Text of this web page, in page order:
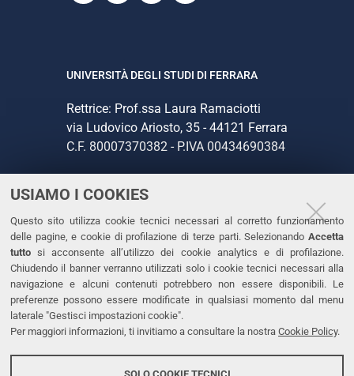
USIAMO I COOKIES
Questo sito utilizza cookie tecnici necessari al corretto funzionamento
delle pagine, e cookie di profilazione di terze parti. Selezionando Accetta
tutto si acconsente all’utilizzo dei cookie analytics e di profilazione.
Chiudendo il banner verranno utilizzati solo i cookie tecnici necessari alla
navigazione e alcuni contenuti potrebbero non essere disponibili. Le
preferenze possono essere modificate in qualsiasi momento dal menu
laterale "Gestisci impostazioni cookie".
Per maggiori informazioni, ti invitiamo a consultare la nostra Cookie Policy.
UNIVERSITÀ DEGLI STUDI DI FERRARA
Rettrice: Prof.ssa Laura Ramaciotti
via Ludovico Ariosto, 35 - 44121 Ferrara
C.F. 80007370382 - P.IVA 00434690384
CONTATTI
Tel. +39 0532 293111
Fax. +39 0532 293031
PEC
LINKS
Dichiarazione di accessibilità